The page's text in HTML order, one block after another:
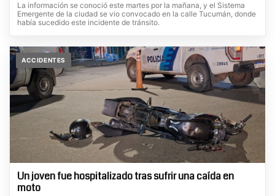
La información se conoció este martes por la mañana, y el Sistema
Emergente de la ciudad se vio convocado en la calle Tucumán, donde
había sucedido este incidente de tránsito.
ACCIDENTES
Un joven fue hospitalizado tras sufrir una caída en
moto